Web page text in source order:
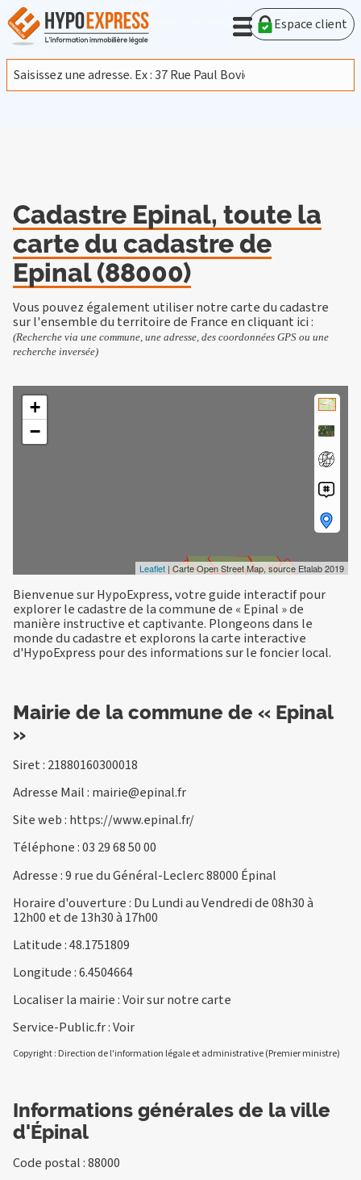
En poursuivant votre navigation sur ce site, vous acceptez
l'utilisation de cookies provenant de Google afin d'analyser le
trafic.En savoir plus
J'accepte
Espace client
Cadastre Epinal, toute la
carte du cadastre de
Epinal (88000)
Vous pouvez également utiliser notre carte du cadastre
sur l'ensemble du territoire de France encliquant ici:
(Recherche via une commune, une adresse, des coordonnées GPS ou une
recherche inversée)
+
−
Leaflet | Carte Open Street Map, source Etalab 2019
Bienvenue sur HypoExpress, votre guide interactif pour
explorer le cadastre de la commune de « Epinal » de
manière instructive et captivante. Plongeons dans le
monde du cadastre et explorons la carte interactive
d'HypoExpress pour des informations sur le foncier local.
Mairie de la commune de « Epinal
»
Siret : 21880160300018
Adresse Mail : mairie@epinal.fr
Site web : https://www.epinal.fr/
Téléphone :03 29 68 50 00
Adresse : 9 rue du Général-Leclerc 88000 Épinal
Horaire d'ouverture : Du Lundi au Vendredi de 08h30 à
12h00 et de 13h30 à 17h00
Latitude : 48.1751809
Longitude : 6.4504664
Localiser la mairie :Voir sur notre carte
Service-Public.fr :Voir
Copyright : Direction de l'information légale et administrative (Premier ministre)
Informations générales de la ville
d'Épinal
Code postal : 88000